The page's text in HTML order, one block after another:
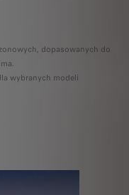
dopasowanych do
wybranych modeli